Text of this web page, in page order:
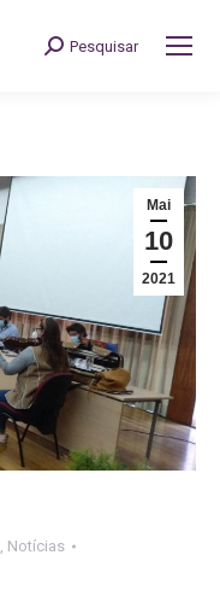
Search:
Pesquisar
Mai
10
2021
, Notícias